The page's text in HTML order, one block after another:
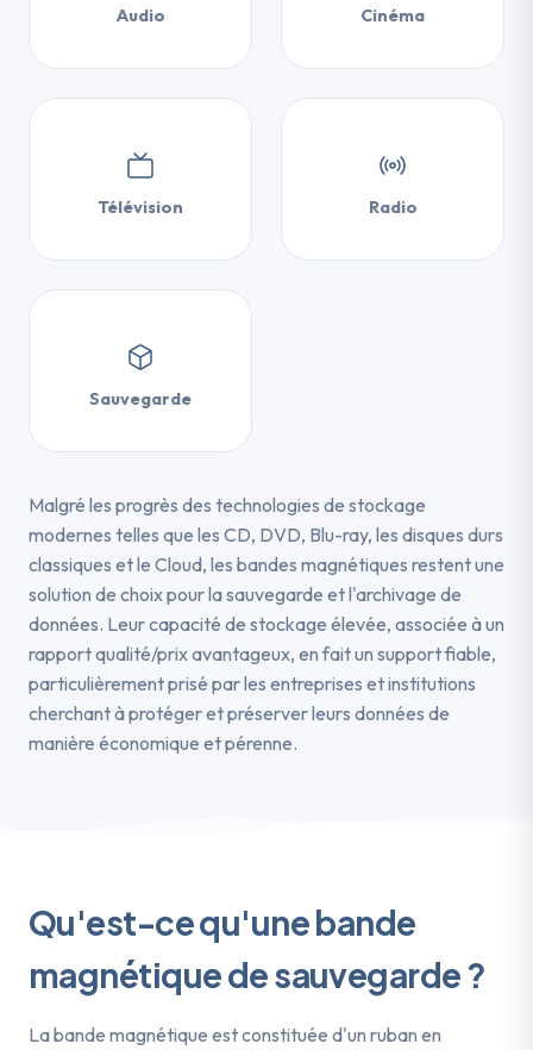
Audio Cinéma
Télévision Radio
Sauvegarde
Malgré les progrès des technologies de stockage
modernes telles que les CD, DVD, Blu-ray, les disques durs
classiques et le Cloud, les bandes magnétiques restent une
solution de choix pour la sauvegarde et l'archivage de
données. Leur capacité de stockage élevée, associée à un
rapport qualité/prix avantageux, en fait un support fiable,
particulièrement prisé par les entreprises et institutions
cherchant à protéger et préserver leurs données de
manière économique et pérenne.
Qu'est-ce qu'une bande
magnétique de sauvegarde ?
La bande magnétique est constituée d'un ruban en